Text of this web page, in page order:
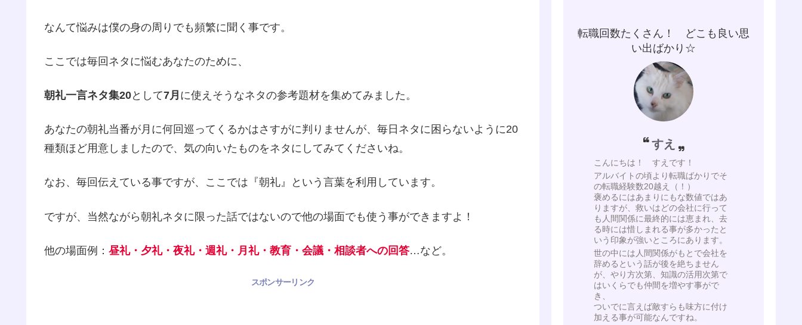
なんて悩みは僕の身の周りでも頻繁に聞く事です。
ここでは毎回ネタに悩むあなたのために、
朝礼一言ネタ集20として7月 に使えそうなネタの参考題材を集めてみました。
あなたの朝礼当番が月に何回巡ってくるかはさすがに判りませんが、毎日ネタに困らないように20
種類ほど用意しましたので、気の向いたものをネタにしてみてくださいね。
なお、毎回伝えている事ですが、ここでは『朝礼』という言葉を利用しています。
ですが、当然ながら朝礼ネタに限った話ではないので他の場面でも使う事ができますよ！
他の場面例： 昼礼・夕礼・夜礼・週礼・月礼・教育・会議・相談者への回答…など。
スポンサーリンク
転職回数たくさん！ どこも良い思
い出ばかり☆
すえ
こんにちは！ すえです！
アルバイトの頃より転職ばかりでそ
の転職経験数20越え（！）
褒めるにはあまりにもな数値ではあ
りますが、救いはどの会社に行って
も人間関係に最終的には恵まれ、去
る時には惜しまれる事が多かったと
いう印象が強いところにあります。
世の中には人間関係がもとで会社を
辞めるという話が後を絶ちません
が、やり方次第、知識の活用次第で
はいくらでも仲間を増やす事がで
き、
ついでに言えば敵すらも味方に付け
加える事が可能なんですね。